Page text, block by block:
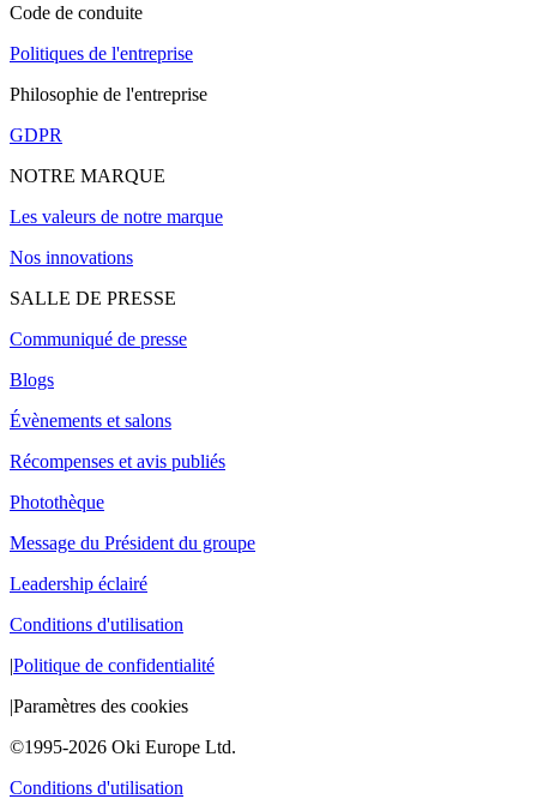
Code de conduite
Politiques de l'entreprise
Philosophie de l'entreprise
GDPR
NOTRE MARQUE
Les valeurs de notre marque
Nos innovations
SALLE DE PRESSE
Communiqué de presse
Blogs
Évènements et salons
Récompenses et avis publiés
Photothèque
Message du Président du groupe
Leadership éclairé
Conditions d'utilisation
|Politique de confidentialité
|Paramètres des cookies
©1995-2026 Oki Europe Ltd.
Conditions d'utilisation